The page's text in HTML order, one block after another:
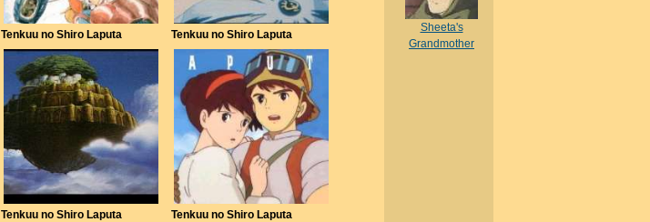
Tenkuu no Shiro Laputa Tenkuu no Shiro Laputa
Tenkuu no Shiro Laputa Tenkuu no Shiro Laputa
Sheeta's
Grandmother